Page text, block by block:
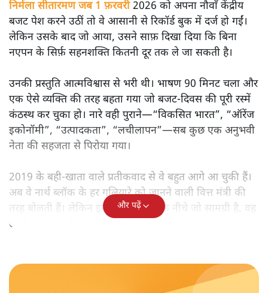
सतीश झा
मोदी सरकार का बजट 2026 बड़े बदलाव का वादा करता दिखता है,
लेकिन क्या वह देहलीज़ पार कर पाया? नीतिगत झिझक, अधूरे सुधार
और ठहरे फैसलों के बीच बजट की आलोचनात्मक समीक्षा पढ़िए।
निर्मला सीतारमण जब 1 फ़रवरी
2026 को अपना नौवाँ केंद्रीय
बजट पेश करने उठीं तो वे आसानी से रिकॉर्ड बुक में दर्ज हो गईं।